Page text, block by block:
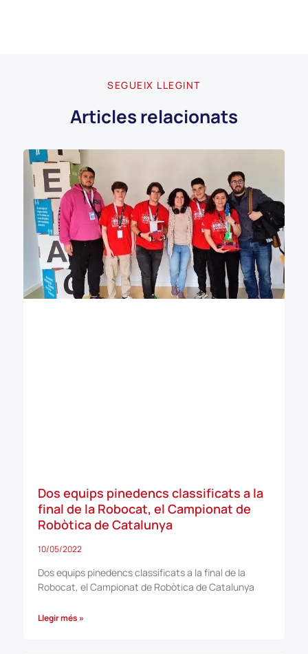
SEGUEIX LLEGINT
Articles relacionats
Dos equips pinedencs classificats a la
final de la Robocat, el Campionat de
Robòtica de Catalunya
10/05/2022
Dos equips pinedencs classificats a la final de la
Robocat, el Campionat de Robòtica de Catalunya
Llegir més »